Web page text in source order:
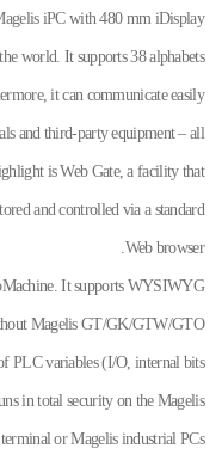
iPC with 480 mm iDisplay.
world. It supports 38 alphabets
it can communicate easily
and third-party equipment – all
is Web Gate, a facility that
and controlled via a standard
Web browser.
It supports WYSIWYG
Magelis GT/GK/GTW/GTO
PLC variables (I/O, internal bits
in total security on the Magelis
or Magelis industrial PCs.